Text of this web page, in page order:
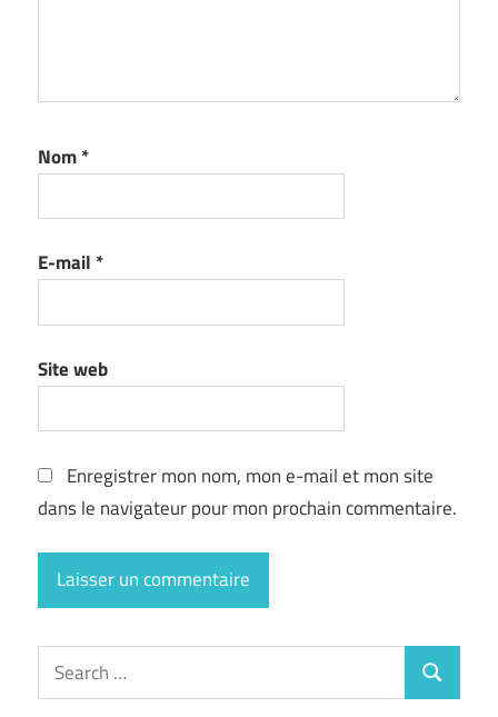
Nom*
E-mail *
Site web
Enregistrer mon nom, mon e-mail et mon site
dans le navigateur pour mon prochain commentaire.
Search
for:
Search